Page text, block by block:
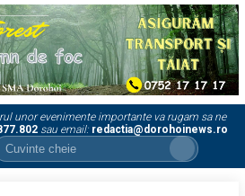
unor evenimente importante va rugam sa ne
sau email: redactia@dorohoinews.ro